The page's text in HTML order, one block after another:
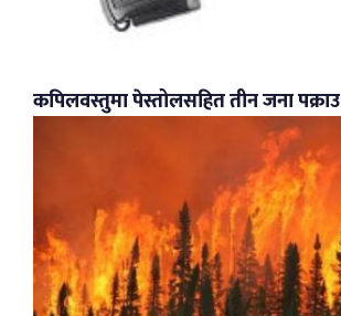
कपिलवस्तुमा पेस्तोलसहित तीन जना पक्राउ